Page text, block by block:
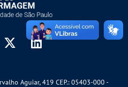
Aguiar, 419 CEP.: 05403-000 -